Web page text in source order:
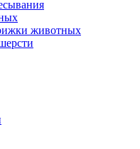
животных